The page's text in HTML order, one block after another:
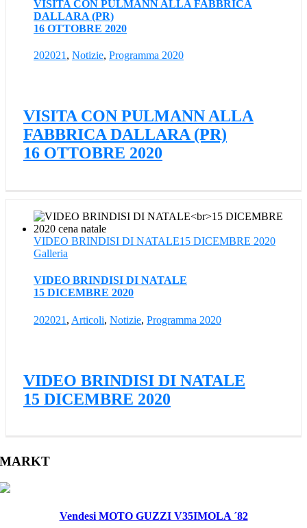
VISITA CON PULMANN ALLA FABBRICA
DALLARA (PR)
16 OTTOBRE 2020
202021 , Notizie, Programma 2020
VISITA CON PULMANN ALLA
FABBRICA DALLARA (PR)
16 OTTOBRE 2020
VIDEO BRINDISI DI NATALE15 DICEMBRE 2020
Galleria
VIDEO BRINDISI DI NATALE
15 DICEMBRE 2020
202021 , Articoli, Notizie, Programma 2020
VIDEO BRINDISI DI NATALE
15 DICEMBRE 2020
MARKT
Vendesi MOTO GUZZI V35IMOLA ´82